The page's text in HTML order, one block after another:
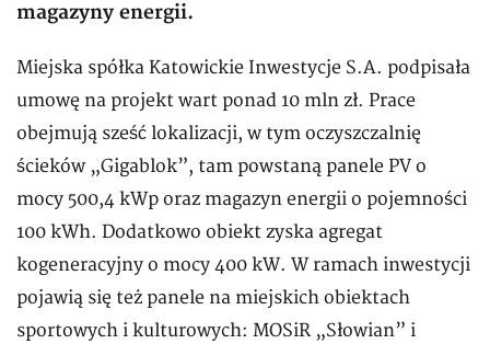
magazyny energii.
Miejska spółka Katowickie Inwestycje S.A. podpisała
umowę na projekt wart ponad 10 mln zł. Prace
obejmują sześć lokalizacji, w tym oczyszczalnię
ścieków „Gigablok”, tam powstaną panele PV o
mocy 500,4 kWp oraz magazyn energii o pojemności
100 kWh. Dodatkowo obiekt zyska agregat
kogeneracyjny o mocy 400 kW. W ramach inwestycji
pojawią się też panele na miejskich obiektach
sportowych i kulturowych: MOSiR „Słowian” i